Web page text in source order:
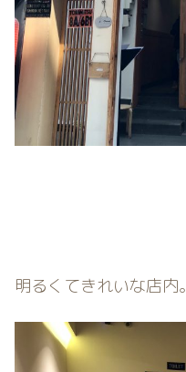
明るくてきれいな店内。